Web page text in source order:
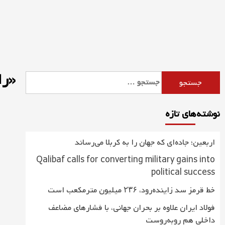
برای:
نوشته‌های تازه
اربعین؛ جاده‌ای که جهان را به کربلا می‌رساند
Qalibaf calls for converting military gains into
political success
خط قرمز سد زاینده‌رود، ۲۳۶ میلیون مترمکعب است
فولاد ایران علاوه بر بحران جهانی، با فشارهای مضاعف
داخلی هم روبه‌روست